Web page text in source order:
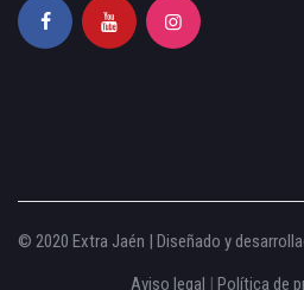
© 2020 Extra Jaén | Diseñado y
Aviso legal | Política de